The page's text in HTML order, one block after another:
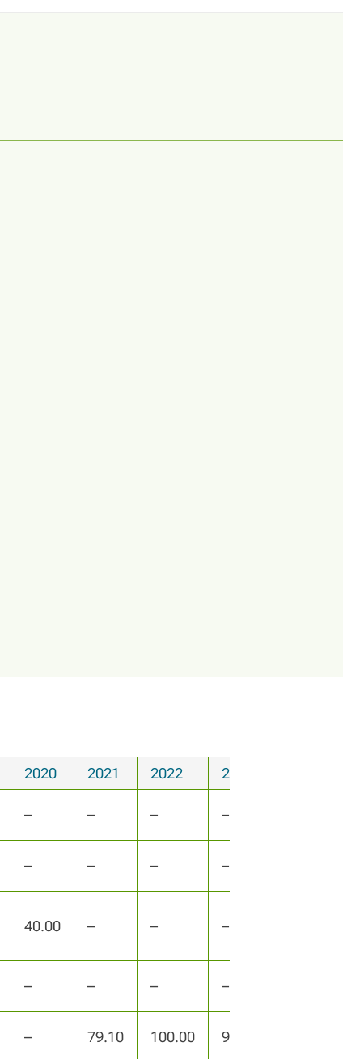
2020 2021 2022
2023
– – – –
– – – –
40.00 – – –
– – – –
– 79.10 100.00 93.30